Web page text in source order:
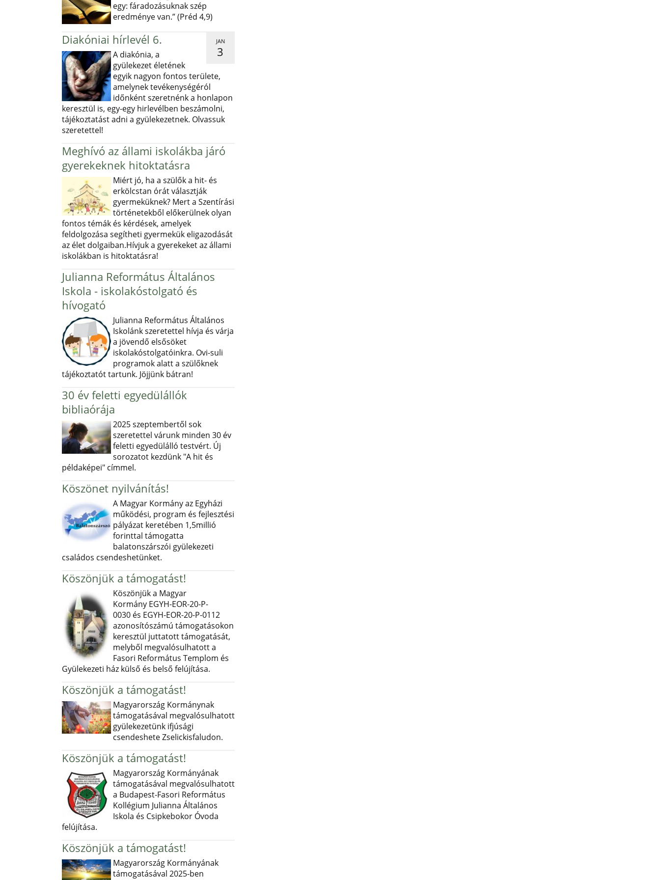
egy: fáradozásuknak szép
eredménye van.” (Préd 4,9)
JAN
3
Diakóniai hírlevél 6.
A diakónia, a
gyülekezet életének
egyik nagyon fontos területe,
amelynek tevékenységéról
időnként szeretnénk a honlapon
keresztül is, egy-egy hirlevélben beszámolni,
tájékoztatást adni a gyülekezetnek. Olvassuk
szeretettel!
Meghívó az állami iskolákba járó
gyerekeknek hitoktatásra
Miért jó, ha a szülők a hit- és
erkölcstan órát választják
gyermeküknek? Mert a Szentírási
történetekből előkerülnek olyan
fontos témák és kérdések, amelyek
feldolgozása segítheti gyermekük eligazodását
az élet dolgaiban.Hívjuk a gyerekeket az állami
iskolákban is hitoktatásra!
Julianna Református Általános
Iskola - iskolakóstolgató és
hívogató
Julianna Református Általános
Iskolánk szeretettel hívja és várja
a jövendő elsősöket
iskolakóstolgatóinkra. Ovi-suli
programok alatt a szülőknek
tájékoztatót tartunk. Jöjjünk bátran!
30 év feletti egyedülállók
bibliaórája
2025 szeptembertől sok
szeretettel várunk minden 30 év
feletti egyedülálló testvért. Új
sorozatot kezdünk "A hit és
példaképei" címmel.
Köszönet nyilvánítás!
A Magyar Kormány az Egyházi
működési, program és fejlesztési
pályázat keretében 1,5millió
forinttal támogatta
balatonszárszói gyülekezeti
családos csendeshetünket.
Köszönjük a támogatást!
Köszönjük a Magyar
Kormány EGYH-EOR-20-P-
0030 és EGYH-EOR-20-P-0112
azonosítószámú támogatásokon
keresztül juttatott támogatását,
melyből megvalósulhatott a
Fasori Református Templom és
Gyülekezeti ház külső és belső felújítása.
Köszönjük a támogatást!
Magyarország Kormánynak
támogatásával megvalósulhatott
gyülekezetünk ifjúsági
csendeshete Zselickisfaludon.
Köszönjük a támogatást!
Magyarország Kormányának
támogatásával megvalósulhatott
a Budapest-Fasori Református
Kollégium Julianna Általános
Iskola és Csipkebokor Óvoda
felújítása.
Köszönjük a támogatást!
Magyarország Kormányának
támogatásával 2025-ben